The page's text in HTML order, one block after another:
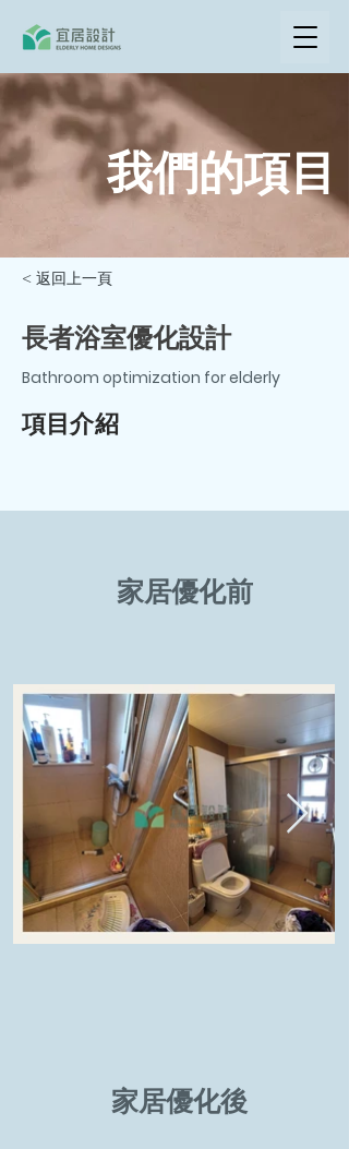
我們的項目
< 返回上一頁
長者浴室優化設計
Bathroom optimization for elderly
項目介紹
家居優化前
家居優化後